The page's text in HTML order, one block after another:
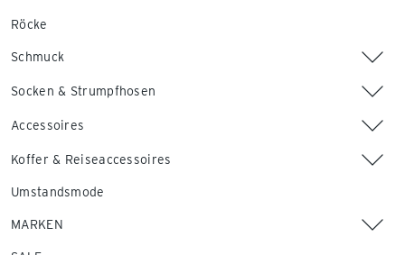
Röcke
Schmuck
Socken & Strumpfhosen
Accessoires
Koffer & Reiseaccessoires
Umstandsmode
MARKEN